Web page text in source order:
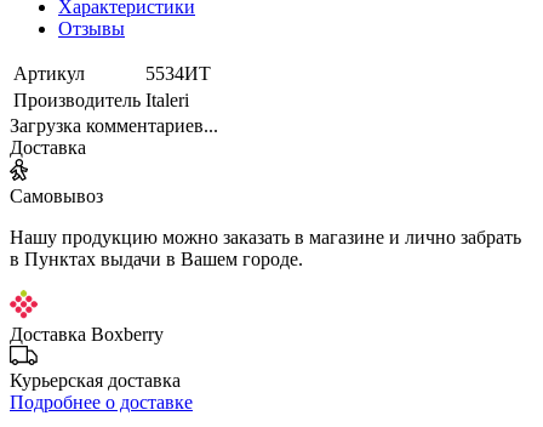
Характеристики
Отзывы
Артикул
5534ИТ
Производитель Italeri
Загрузка комментариев...
Доставка
Самовывоз
Нашу продукцию можно заказать в магазине и лично забрать
в Пунктах выдачи в Вашем городе.
Доставка Boxberry
Курьерская доставка
Подробнее о доставке